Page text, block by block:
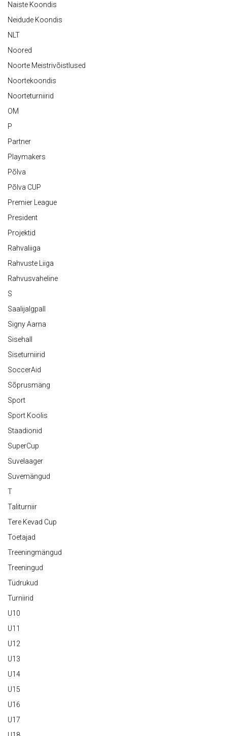
Naiste Koondis
Neidude Koondis
NLT
Noored
Noorte Meistrivõistlused
Noortekoondis
Noorteturniirid
OM
P
Partner
Playmakers
Põlva
Põlva CUP
Premier League
President
Projektid
Rahvaliiga
Rahvuste Liiga
Rahvusvaheline
S
Saalijalgpall
Signy Aarna
Sisehall
Siseturniirid
SoccerAid
Sõprusmäng
Sport
Sport Koolis
Staadionid
SuperCup
Suvelaager
Suvemängud
T
Taliturniir
Tere Kevad Cup
Toetajad
Treeningmängud
Treeningud
Tüdrukud
Turniirid
U10
U11
U12
U13
U14
U15
U16
U17